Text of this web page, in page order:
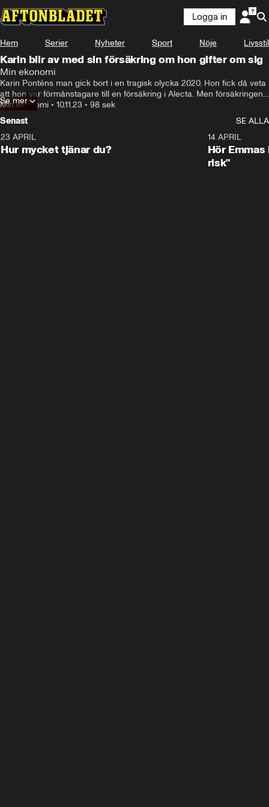
Logga in
Hem Serier Nyheter Sport Nöje Livsstil
Karin blir av med sin försäkring om hon gifter om sig
Min ekonomi
Karin Ponténs man gick bort i en tragisk olycka 2020. Hon fick då veta
att hon var förmånstagare till en försäkring i Alecta. Men försäkringen
upphör att gälla om hon gifter om sig.
Min ekonomi • 10.11.23 • 98 sek
Se mer
Senast
SE ALLA
23 APRIL
Hur mycket tjänar du?
14 APRIL
Hör
risk"